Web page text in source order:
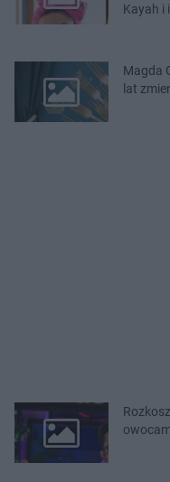
Kayah i
Magda
lat